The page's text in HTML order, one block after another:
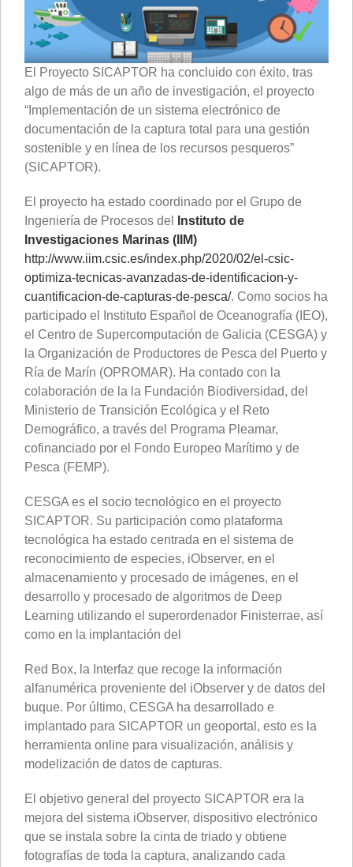
El Proyecto SICAPTOR ha concluido con éxito, tras
algo de más de un año de investigación, el proyecto
“Implementación de un sistema electrónico de
documentación de la captura total para una gestión
sostenible y en línea de los recursos pesqueros”
(SICAPTOR).
El proyecto ha estado coordinado por el Grupo de
Ingeniería de Procesos del
Instituto de
Investigaciones Marinas (IIM)
http://www.iim.csic.es/index.php/2020/02/el-csic-
optimiza-tecnicas-avanzadas-de-identificacion-y-
cuantificacion-de-capturas-de-pesca/. Como socios ha
participado el Instituto Español de Oceanografía (IEO),
el Centro de Supercomputación de Galicia (CESGA) y
la Organización de Productores de Pesca del Puerto y
Ría de Marín (OPROMAR). Ha contado con la
colaboración de la la Fundación Biodiversidad, del
Ministerio de Transición Ecológica y el Reto
Demográfico, a través del Programa Pleamar,
cofinanciado por el Fondo Europeo Marítimo y de
Pesca (FEMP).
CESGA es el socio tecnológico en el proyecto
SICAPTOR. Su participación como plataforma
tecnológica ha estado centrada en el sistema de
reconocimiento de especies, iObserver, en el
almacenamiento y procesado de imágenes, en el
desarrollo y procesado de algoritmos de Deep
Learning utilizando el superordenador Finisterrae, así
como en la implantación del
Red Box, la Interfaz que recoge la información
alfanumérica proveniente del iObserver y de datos del
buque. Por último, CESGA ha desarrollado e
implantado para SICAPTOR un geoportal, esto es la
herramienta online para visualización, análisis y
modelización de datos de capturas.
El objetivo general del proyecto SICAPTOR era la
mejora del sistema iObserver, dispositivo electrónico
que se instala sobre la cinta de triado y obtiene
fotografías de toda la captura, analizando cada